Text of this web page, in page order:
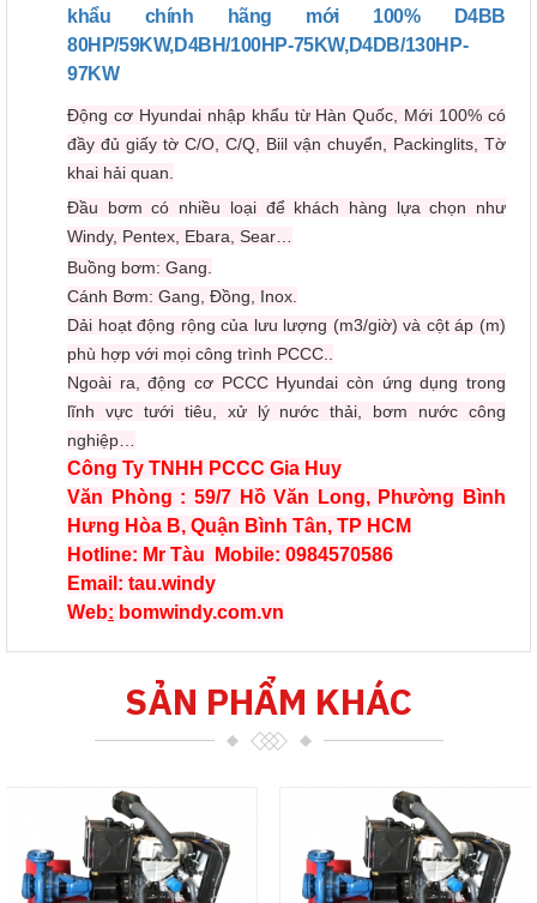
khẩu chính hãng mới 100% D4BB
80HP/59KW,D4BH/100HP-75KW,D4DB/130HP-
97KW
Động cơ Hyundai nhập khẩu từ Hàn Quốc, Mới 100% có
đầy đủ giấy tờ C/O, C/Q, Biil vận chuyển, Packinglits, Tờ
khai hải quan.
Đầu bơm có nhiều loại để khách hàng lựa chọn như
Windy, Pentex, Ebara, Sear…
Buồng bơm: Gang.
Cánh Bơm: Gang, Đồng, Inox.
Dải hoạt động rộng của lưu lượng (m3/giờ) và cột áp (m)
phù hợp với mọi công trình PCCC..
Ngoài ra, động cơ PCCC Hyundai còn ứng dụng trong
lĩnh vực tưới tiêu, xử lý nước thải, bơm nước công
nghiệp…
Công Ty TNHH PCCC Gia Huy
Văn Phòng : 59/7 Hồ Văn Long, Phường Bình
Hưng Hòa B, Quận Bình Tân, TP HCM
Hotline: Mr Tàu Mobile: 0984570586
Email: tau.windy
Web: bomwindy.com.vn
SẢN PHẨM KHÁC